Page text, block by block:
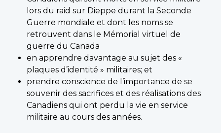
lors du raid sur Dieppe durant la Seconde
Guerre mondiale et dont les noms se
retrouvent dans le Mémorial virtuel de
guerre du Canada
en apprendre davantage au sujet des «
plaques d’identité » militaires; et
prendre conscience de l’importance de se
souvenir des sacrifices et des réalisations des
Canadiens qui ont perdu la vie en service
militaire au cours des années.